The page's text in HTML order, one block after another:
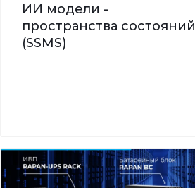
ИИ модели -
пространства состояний
(SSMS)